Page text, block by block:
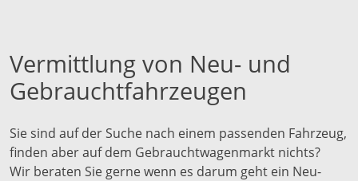
Vermittlung von Neu- und
Gebrauchtfahrzeugen
Sie sind auf der Suche nach einem passenden Fahrzeug,
finden aber auf dem Gebrauchtwagenmarkt nichts?
Wir beraten Sie gerne wenn es darum geht ein Neu-